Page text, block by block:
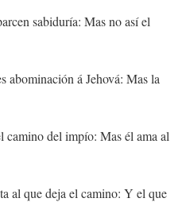
sabiduría: Mas no así el
abominación á Jehová: Mas la
camino del impío: Mas él ama al
al que deja el camino: Y el que